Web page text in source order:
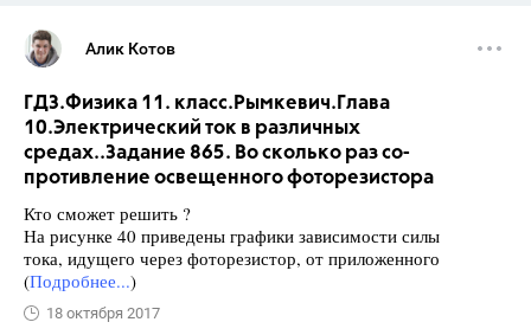
Алик Котов
ГДЗ.Физика 11. класс.Рымкевич.Глава
10.Электрический ток в различных
средах..Задание 865. Во сколько раз со-
противление освещенного фоторезистора
Кто сможет решить ?
На рисунке 40 приведены графики зависимости силы
тока, идущего через фоторезистор, от приложенного
(Подробнее...)
18 октября 2017